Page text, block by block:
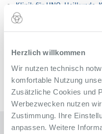
Herzlich willkommen
Wir nutzen technisch
komfortable Nutzung
Zusätzliche Cookies und
Werbezwecken nutzen
Zustimmung. Ihre
anpassen. Weitere
Klinik für HNO-Heilkunde,
Zurück zur Übersicht